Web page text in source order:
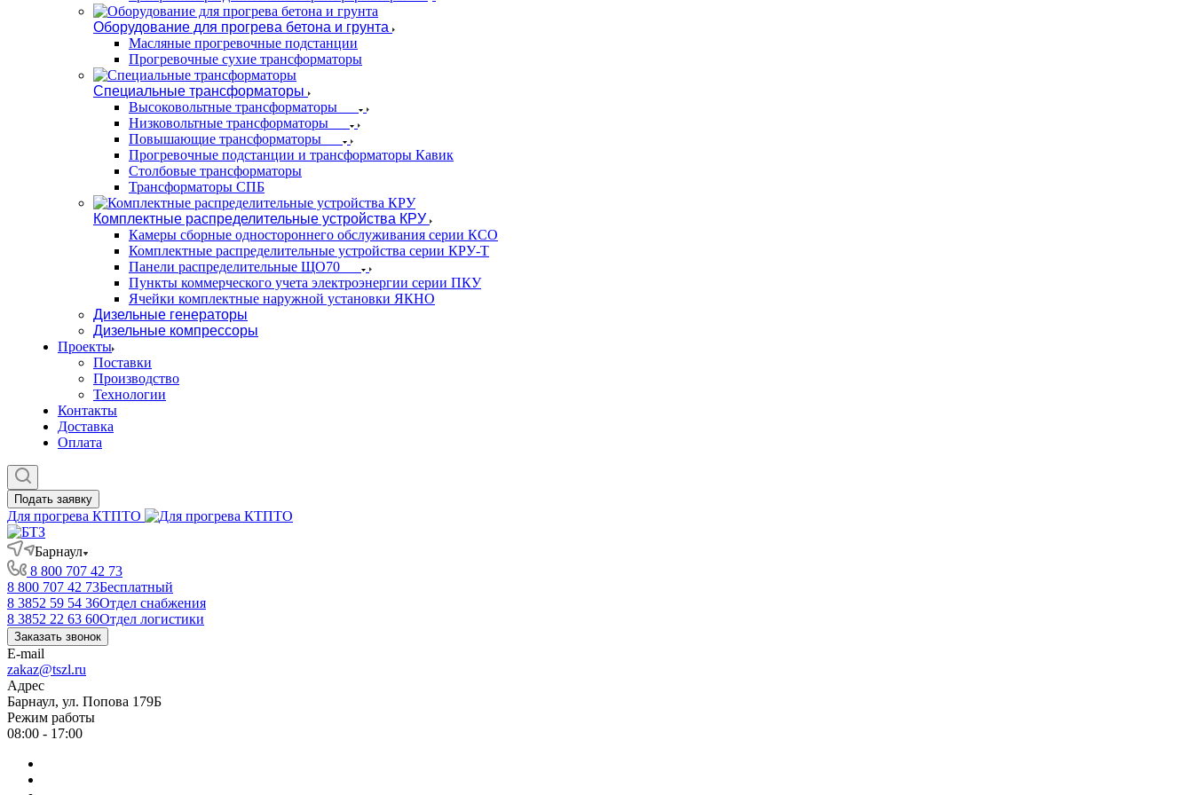
Оборудование для прогрева бетона и грунта
Масляные прогревочные подстанции
Прогревочные сухие трансформаторы
Специальные трансформаторы
Высоковольтные трансформаторы
Низковольтные трансформаторы
Повышающие трансформаторы
Прогревочные подстанции и трансформаторы Кавик
Столбовые трансформаторы
Трансформаторы СПБ
Комплектные распределительные устройства КРУ
Камеры сборные одностороннего обслуживания серии КСО
Комплектные распределительные устройства серии КРУ-Т
Панели распределительные ЩО70
Пункты коммерческого учета электроэнергии серии ПКУ
Ячейки комплектные наружной установки ЯКНО
Дизельные генераторы
Дизельные компрессоры
Проекты
Поставки
Производство
Технологии
Контакты
Доставка
Оплата
Подать заявку
Для прогрева КТПТО
Барнаул
8 800 707 42 73
8 800 707 42 73Бесплатный
8 3852 59 54 36Отдел снабжения
8 3852 22 63 60Отдел логистики
Заказать звонок
E-mail
zakaz@tszl.ru
Адрес
Барнаул, ул. Попова 179Б
Режим работы
08:00 - 17:00